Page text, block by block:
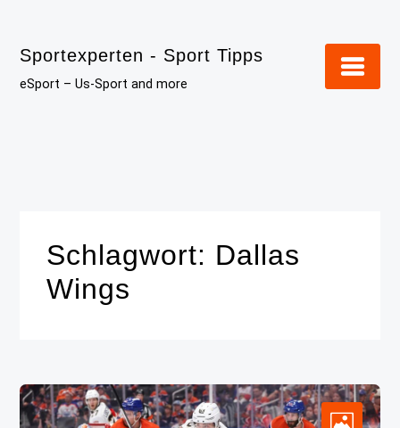
content
Sportexperten - Sport Tipps
eSport – Us-Sport and more
Schlagwort: Dallas
Wings